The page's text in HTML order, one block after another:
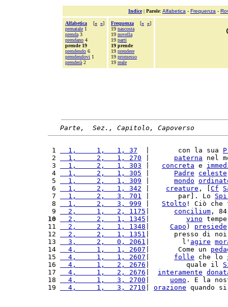
Indice| Parole: Alfabetica - Frequenza -
Alfabetica [« »]
prenatale 1
prenda 3
prendano 4
prende 19
prendendo 6
prendendovi 1
prenderà 2
Frequenza [« »]
19 nascosta
19 novella
19 parti
19 prende
19 prendere
19 promesso
19 reale
Parte,  Sez., Capitolo, Capoverso
1
  1,     1,   1, 37
  |       con la sua
2
  1,     2,   1, 270
paterna nel
3
  1,     2,   1, 303
concreta e
4
  1,     2,   1, 305
Padre celeste
5
  1,     2,   1, 309
mondo
6
  1,     2,   1, 342
creature , [ Cf
7
  1,     2,   3, 701
|       par]. Lo
8
  1,     2,   3, 999
Stolto ! Ciò
9
  2,     1,   2, 1175
concilium ,
10
  2,     2,   1, 1345
vino
11
  2,     2,   1, 1348
Capo ) presiede
12
  2,     2,   1, 1351
|      presso di
13
  3,     2,   0, 2061
|        l' agire
14
  4,     1,   1, 2607
|       Come un
15
  4,     1,   1, 2607
folle che lo
16
  4,     1,   2, 2676
|         quale il
17
  4,     1,   2, 2676
interamente
18
  4,     1,   3, 2700
uomo . E la
19
  4,     1,   3, 2710
orazione quando